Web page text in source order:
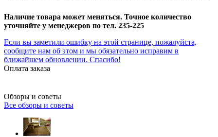
Наличие товара может меняться. Точное количество
уточняйте у менеджеров по тел. 235-225
Если вы заметили ошибку на этой странице, пожалуйста,
сообщите нам об этом и мы обязательно исправим в
ближайшем обновлении. Спасибо!
Оплата заказа
Обзоры и советы
Все обзоры и советы